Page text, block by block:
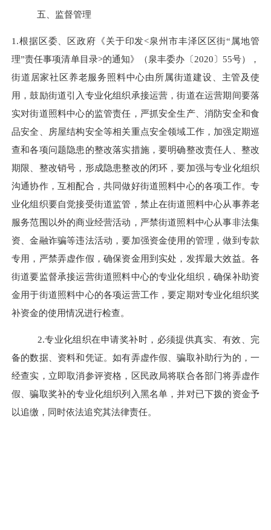
五、监督管理
1.根据区委、区政府《关于印发<泉州市丰泽区区街“属地管
理”责任事项清单目录>的通知》（泉丰委办〔2020〕55号），
街道居家社区养老服务照料中心由所属街道建设、主管及使
用，鼓励街道引入专业化组织承接运营，街道在运营期间要落
实对街道照料中心的监管责任，严抓安全生产、消防安全和食
品安全、房屋结构安全等相关重点安全领域工作，加强定期巡
查和各项问题隐患的整改落实措施，要明确整改责任人、整改
期限、整改销号，形成隐患整改的闭环，要加强与专业化组织
沟通协作，互相配合，共同做好街道照料中心的各项工作。专
业化组织要自觉接受街道监管， 禁止在街道照料中心从事养老
服务范围以外的商业经营活动，严禁街道照料中心从事非法集
资、金融诈骗等违法活动 ，要加强资金使用的管理，做到专款
专用，严禁弄虚作假，确保资金用到实处，发挥最大效益。各
街道要监督承接运营街道照料中心的专业化组织，确保补助资
金用于街道照料中心的各项运营工作，要定期对专业化组织奖
补资金的使用情况进行检查。
2.专业化组织在申请奖补时，必须提供真实、有效、完
备的数据、资料和凭证。如有弄虚作假、骗取补助行为的，一
经查实，立即取消参评资格，区民政局将联合各部门将弄虚作
假、骗取奖补的专业化组织列入黑名单，并对已下拨的资金予
以追缴，同时依法追究其法律责任。